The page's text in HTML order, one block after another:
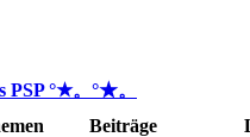
°★。°★。
Beiträge